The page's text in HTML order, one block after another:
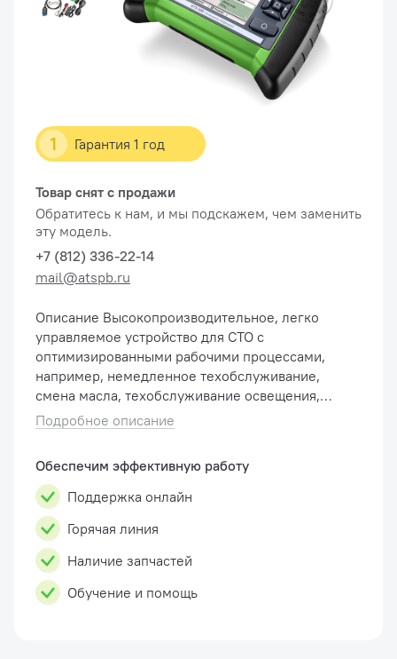
1 Гарантия 1 год
Описание Высокопроизводительное, легко
управляемое устройство для СТО с
оптимизированными рабочими процессами,
например, немедленное техобслуживание,
смена масла, техобслуживание освещения,
обслуживание шин. Прочное и компактное
Подробное описание
Обеспечим эффективную работу
Поддержка онлайн
Горячая линия
Наличие запчастей
Обучение и помощь
Товар снят с продажи
Обратитесь к нам, и мы подскажем, чем заменить
эту модель.
+7 (812) 336-22-14
mail@atspb.ru